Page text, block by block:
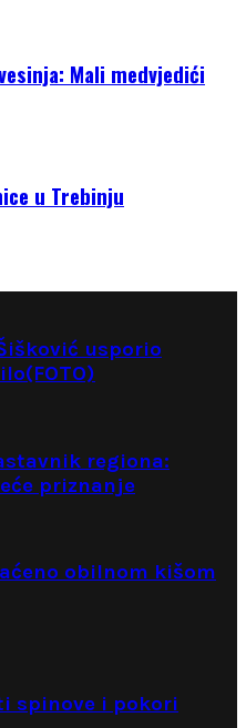
Mali medvjedići
u Trebinju
usporio
regiona:
priznanje
obilnom kišom
spinove i pokori